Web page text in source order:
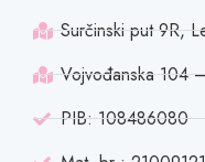
Surčinski put 9R,
Vojvođanska 104
PIB: 108486080